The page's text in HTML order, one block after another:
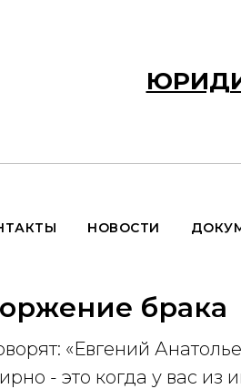
НОВОСТИ
брака
«Евгений
- это когда у вас из